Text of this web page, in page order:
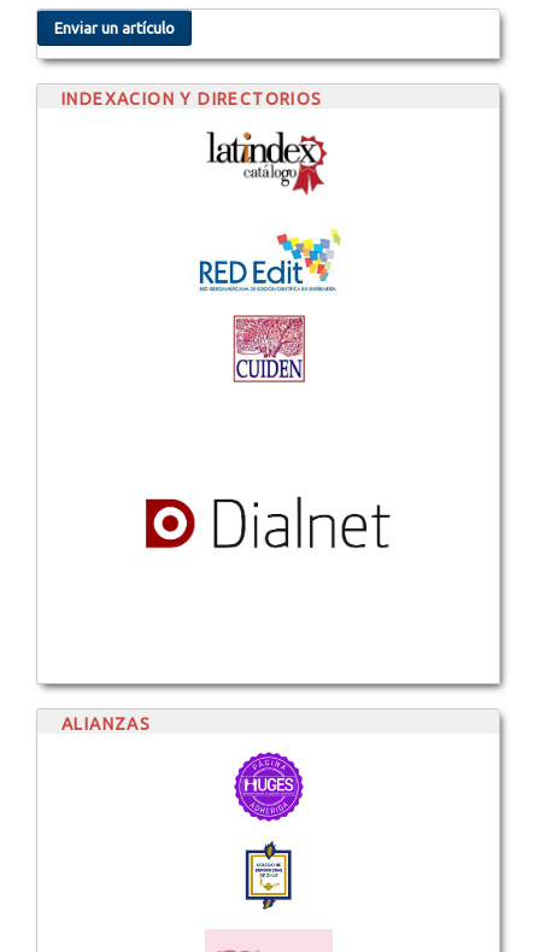
Enviar un artículo
INDEXACION Y DIRECTORIOS
ALIANZAS